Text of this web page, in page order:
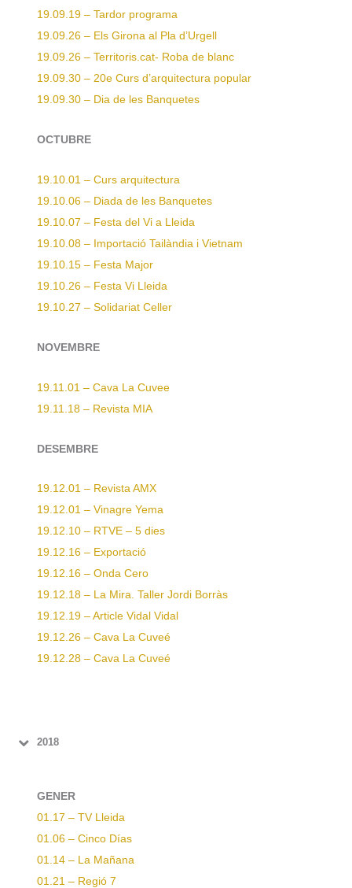
19.09.19 – Tardor programa
19.09.26 – Els Girona al Pla d’Urgell
19.09.26 – Territoris.cat- Roba de blanc
19.09.30 – 20e Curs d’arquitectura popular
19.09.30 – Dia de les Banquetes
OCTUBRE
19.10.01 – Curs arquitectura
19.10.06 – Diada de les Banquetes
19.10.07 – Festa del Vi a Lleida
19.10.08 – Importació Tailàndia i Vietnam
19.10.15 – Festa Major
19.10.26 – Festa Vi Lleida
19.10.27 – Solidariat Celler
NOVEMBRE
19.11.01 – Cava La Cuvee
19.11.18 – Revista MIA
DESEMBRE
19.12.01 – Revista AMX
19.12.01 – Vinagre Yema
19.12.10 – RTVE – 5 dies
19.12.16 – Exportació
19.12.16 – Onda Cero
19.12.18 – La Mira. Taller Jordi Borràs
19.12.19 – Article Vidal Vidal
19.12.26 – Cava La Cuveé
19.12.28 – Cava La Cuveé
2018
GENER
01.17 – TV Lleida
01.06 – Cinco Días
01.14 – La Mañana
01.21 – Regió 7